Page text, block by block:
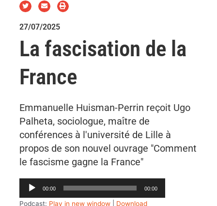
27/07/2025
La fascisation de la
France
Emmanuelle Huisman-Perrin reçoit Ugo
Palheta, sociologue, maître de
conférences à l'université de Lille à
propos de son nouvel ouvrage "Comment
le fascisme gagne la France"
Lecteur
audio
00:00 00:00
Podcast: Play in new window
Download